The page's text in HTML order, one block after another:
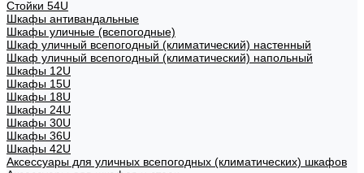
Стойки 54U
Шкафы антивандальные
Шкафы уличные (всепогодные)
Шкаф уличный всепогодный (климатический) настенный
Шкаф уличный всепогодный (климатический) напольный
Шкафы 12U
Шкафы 15U
Шкафы 18U
Шкафы 24U
Шкафы 30U
Шкафы 36U
Шкафы 42U
Аксессуары для уличных всепогодных (климатических) шкафов